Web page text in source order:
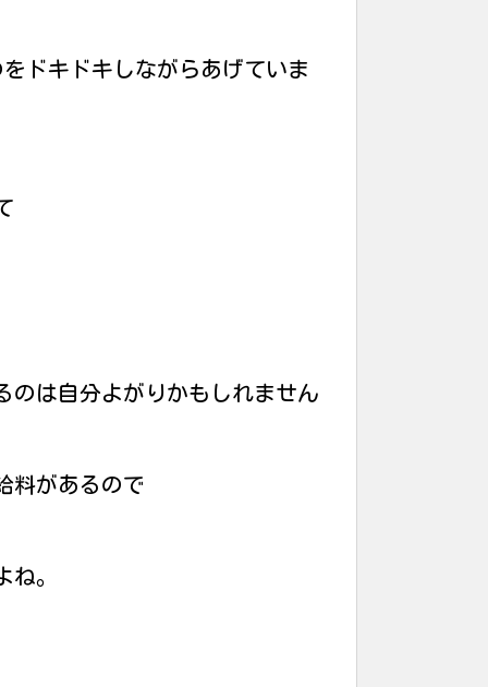
ドキドキしながらあげていま
のは自分よがりかもしれません
料があるので
。